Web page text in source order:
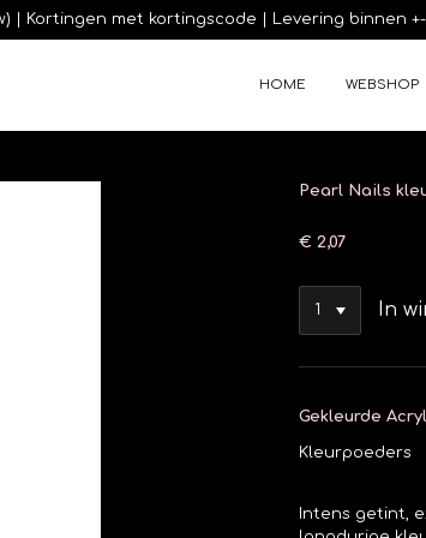
| Kortingen met kortingscode | Levering binnen
HOME WEBSHOP
Pearl Nails
€ 2,07
In
Gekleurde
Kleurpoeders
Intens getint,